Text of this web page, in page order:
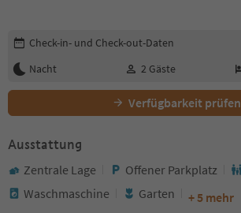
Buchungsdetails bearbeiten
Check-in- und Check-out-Daten
Nacht
2 Gäste
Verfügbarkeit prüfen
Ausstattung
Zentrale Lage Offener Parkplatz
Waschmaschine
Garten + 5 mehr